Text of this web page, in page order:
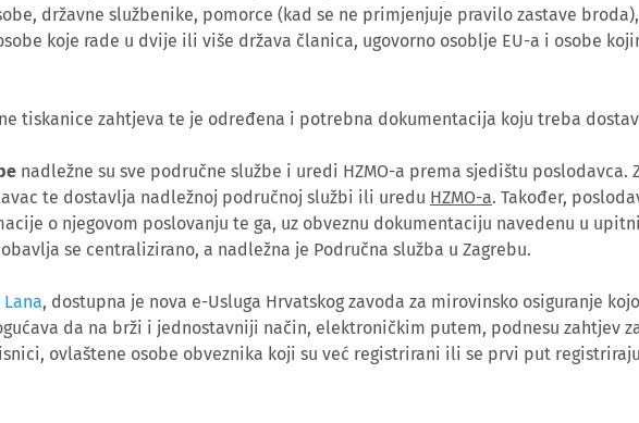
državne službenike, pomorce (kad se ne primjenjuje pravilo zastave
koje rade u dvije ili više država članica, ugovorno osoblje EU-a i osobe
tiskanice zahtjeva te je određena i potrebna dokumentacija koju treba
nadležne su sve područne službe i uredi HZMO-a prema sjedištu poslodavca.
te dostavlja nadležnoj područnoj službi ili uredu HZMO-a. Također,
o njegovom poslovanju te ga, uz obveznu dokumentaciju navedenu u
se centralizirano, a nadležna je Područna služba u Zagrebu.
Lana, dostupna je nova e-Usluga Hrvatskog zavoda za mirovinsko osiguranje
da na brži i jednostavniji način, elektroničkim putem, podnesu zahtjev
ovlaštene osobe obveznika koji su već registrirani ili se prvi put